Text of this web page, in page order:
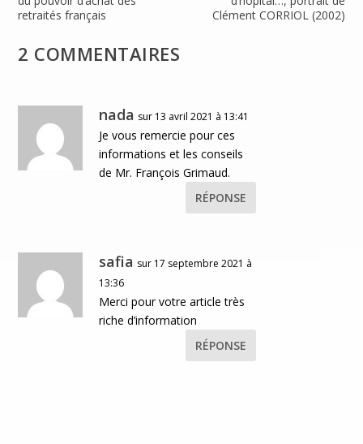
retraités français
Clément CORRIOL (2002)
2 COMMENTAIRES
nada sur 13 avril 2021 à 13:41
Je vous remercie pour ces
informations et les conseils
de Mr. François Grimaud.
RÉPONSE
safia sur 17 septembre 2021 à
13:36
Merci pour votre article très
riche d’information
RÉPONSE